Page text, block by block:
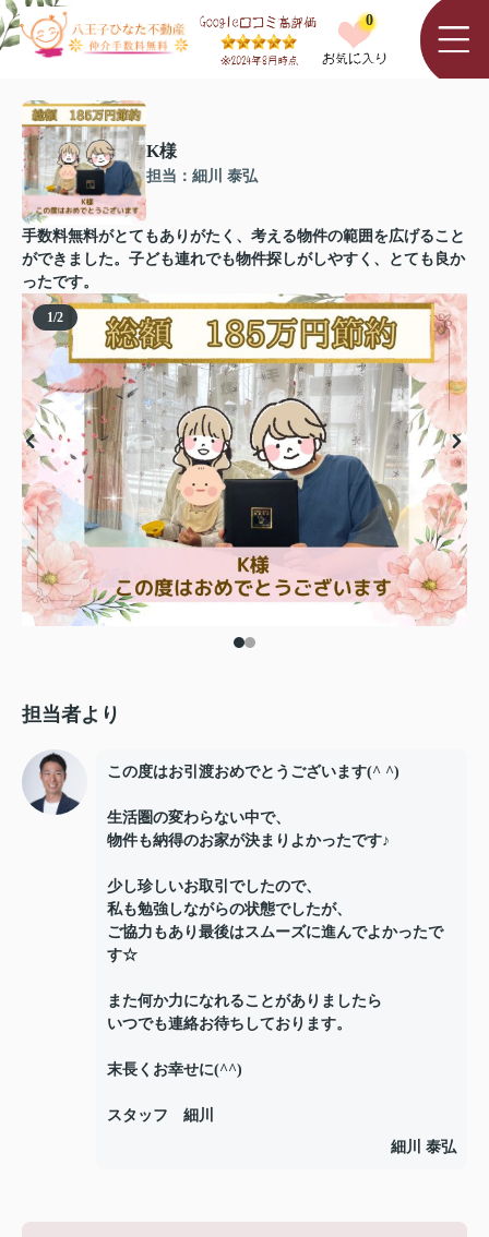
0
K様
担当：細川 泰弘
手数料無料がとてもありがたく、考える物件の範囲を広げること
ができました。子ども連れでも物件探しがしやすく、とても良か
ったです。
1/2
担当者より
この度はお引渡おめでとうございます(^ ^)
生活圏の変わらない中で、
物件も納得のお家が決まりよかったです♪
少し珍しいお取引でしたので、
私も勉強しながらの状態でしたが、
ご協力もあり最後はスムーズに進んでよかったで
す☆
また何か力になれることがありましたら
いつでも連絡お待ちしております。
末長くお幸せに(^^)
スタッフ 細川
細川 泰弘